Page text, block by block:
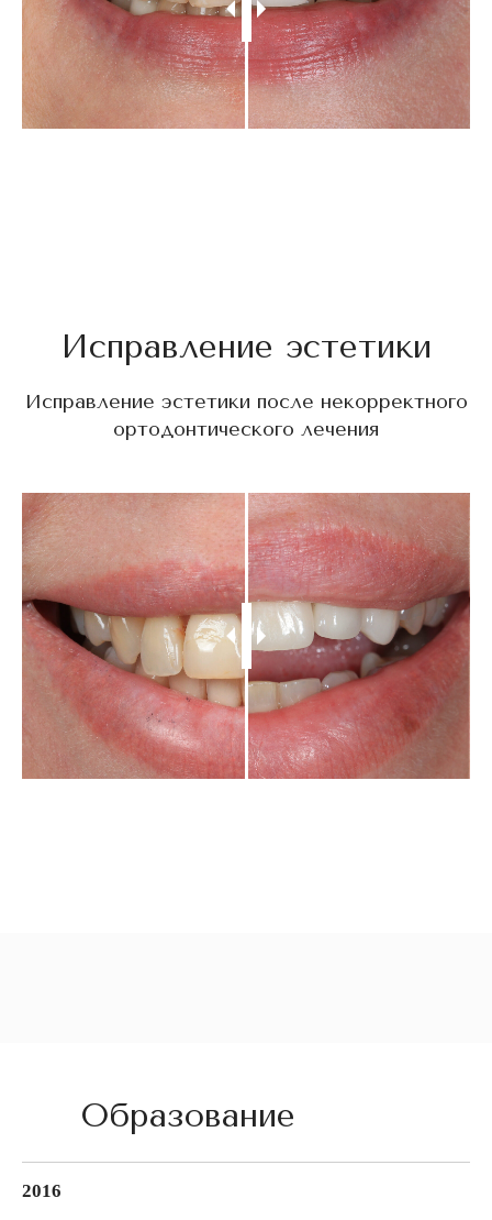
Исправление эстетики
Исправление эстетики после некорректного
ортодонтического лечения
Образование
2016